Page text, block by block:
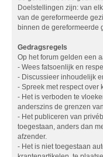
Doelstellingen zijn: van
van de gereformeerde
binnen de gereformeerde
Gedragsregels
Op het forum gelden een
- Wees fatsoenlijk en
- Discussieer inhoudelijk
- Spreek met respect over
- Het is verboden te
anderszins de grenzen
- Het publiceren van
toegestaan, anders dan
afzender.
- Het is niet toegestaan